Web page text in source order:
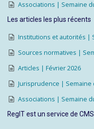
Associations | Semaine
Les articles les plus récents
Institutions et autorités |
Sources normatives |
Articles | Février 2026
Jurisprudence | Semaine
Associations | Semaine
RegIT est un service de